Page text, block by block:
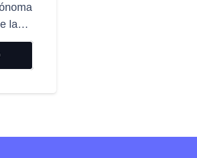
la…